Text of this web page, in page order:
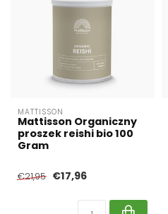
MATTISSON
Mattisson Organiczny
proszek reishi bio 100
Gram
€21,95 €17,96